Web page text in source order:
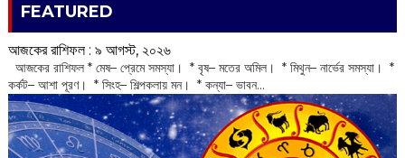
FEATURED
আজকের রাশিফল :‌ ‌‌৯ আগস্ট, ২০২৬
‌ আজকের রাশিফল * মেষ– প্রেমে সমস্যা। * বৃষ– মতের অমিল। * মিথুন– নার্ভের সমস্যা। *
কর্কট– আশা পূরণ। * সিংহ– শিল্পকলায় মন। * কন্যা– ভাবন...